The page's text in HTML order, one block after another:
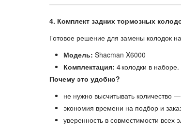
4. Комплект задних тормозных
Готовое решение для замены колодок
Модель: Shacman X6000
Комплектация: 4 колодки в наборе.
Почему это удобно?
не нужно высчитывать количество
экономия времени на подбор и
уверенность в совместимости всех